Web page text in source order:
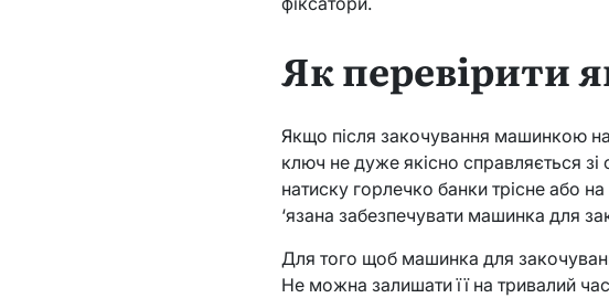
Як перевірити
Якщо після закочування машинкою
ключ не дуже якісно справляється
натиску горлечко банки трісне або
‘язана забезпечувати машинка для
Для того щоб машинка для
Не можна залишати її на тривалий